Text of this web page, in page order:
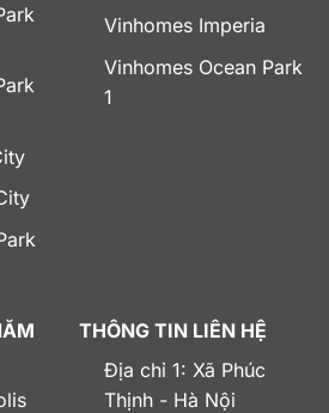
Vinhomes Imperia
Vinhomes Ocean Park
1
THÔNG TIN LIÊN HỆ
Địa chỉ 1: Xã Phúc
Thịnh - Hà Nội